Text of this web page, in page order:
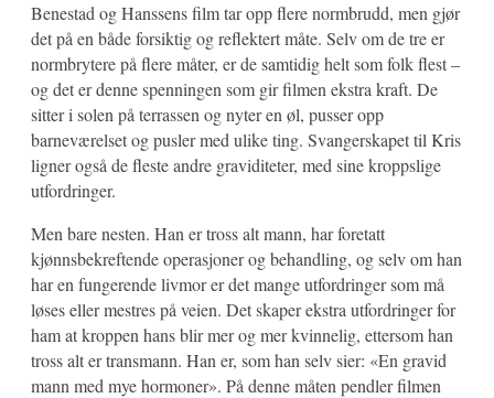
Benestad og Hanssens film tar opp flere normbrudd, men gjør
det på en både forsiktig og reflektert måte. Selv om de tre er
normbrytere på flere måter, er de samtidig helt som folk flest –
og det er denne spenningen som gir filmen ekstra kraft. De
sitter i solen på terrassen og nyter en øl, pusser opp
barneværelset og pusler med ulike ting. Svangerskapet til Kris
ligner også de fleste andre graviditeter, med sine kroppslige
utfordringer.
Men bare nesten. Han er tross alt mann, har foretatt
kjønnsbekreftende operasjoner og behandling, og selv om han
har en fungerende livmor er det mange utfordringer som må
løses eller mestres på veien. Det skaper ekstra utfordringer for
ham at kroppen hans blir mer og mer kvinnelig, ettersom han
tross alt er transmann. Han er, som han selv sier: «En gravid
mann med mye hormoner». På denne måten pendler filmen